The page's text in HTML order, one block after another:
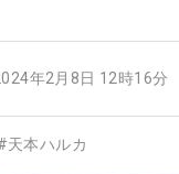
年2月8日 12時16分
天本ハルカ